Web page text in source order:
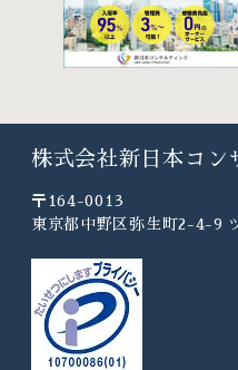
株式会社新日本コン
〒164-0013
東京都中野区弥生町2-4-9